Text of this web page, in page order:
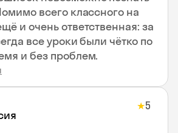
всего классного на
и очень ответственная: за
все уроки были чётко по
и без проблем.
★5